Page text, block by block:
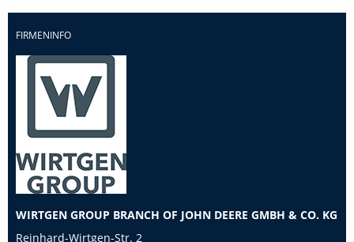
FIRMENINFO
WIRTGEN GROUP BRANCH OF JOHN DEERE GMBH & CO. KG
Reinhard-Wirtgen-Str. 2